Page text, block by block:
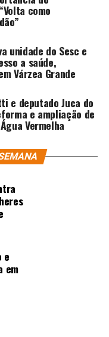
como
unidade do Sesc e
a saúde,
Várzea Grande
e deputado Juca do
e ampliação de
Vermelha
e
em